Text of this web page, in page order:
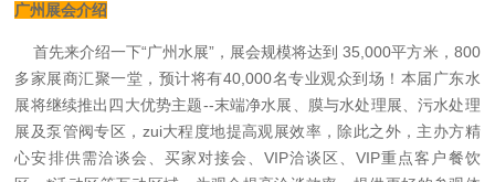
广州展会介绍
首先来介绍一下“广州水展”，展会规模将达到 35,000平方米，800
多家展商汇聚一堂，预计将有40,000名专业观众到场！ 本届广东水
展将继续推出四大优势主题--末端净水展、膜与水处理展、污水处理
展及泵管阀专区， zui大程度地提高观展效率，除此之外，主办方精
心安排供需洽谈会、买家对接会、VIP洽谈区、VIP重点客户餐饮